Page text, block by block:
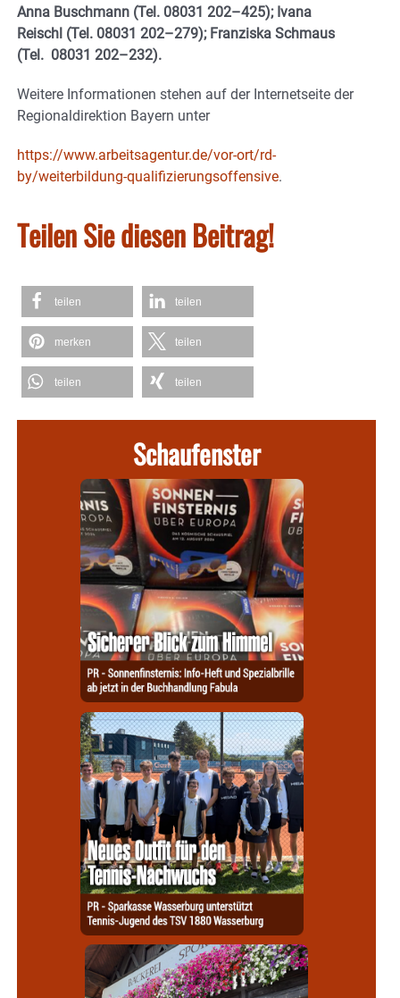
Anna Buschmann (Tel. 08031 202–425); Ivana
Reischl (Tel. 08031 202–279); Franziska Schmaus
(Tel. 08031 202–232).
Weitere Informationen stehen auf der Internetseite der
Regionaldirektion Bayern unter
https://www.arbeitsagentur.de/vor-ort/rd-
by/weiterbildung-qualifizierungsoffensive.
Teilen Sie diesen Beitrag!
teilen teilen
merken teilen
teilen teilen
Schaufenster